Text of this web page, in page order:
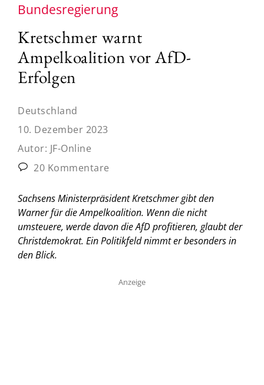
Bundesregierung
Kretschmer warnt
Ampelkoalition vor AfD-
Erfolgen
Deutschland
10. Dezember 2023
Autor: JF-Online
20 Kommentare
Sachsens Ministerpräsident Kretschmer gibt den
Warner für die Ampelkoalition. Wenn die nicht
umsteuere, werde davon die AfD profitieren, glaubt der
Christdemokrat. Ein Politikfeld nimmt er besonders in
den Blick.
Anzeige